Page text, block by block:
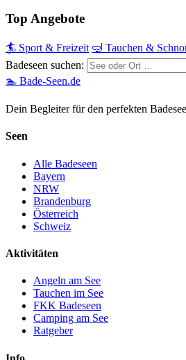
Top Angebote
🏄 Sport & Freizeit 🤿 Tauchen &
Badeseen suchen:
🏊 Bade-Seen.de
Dein Begleiter für den perfekten
Seen
Alle Badeseen
Bayern
NRW
Brandenburg
Österreich
Schweiz
Aktivitäten
Angeln am See
Tauchen im See
FKK Badeseen
Camping am See
Ratgeber